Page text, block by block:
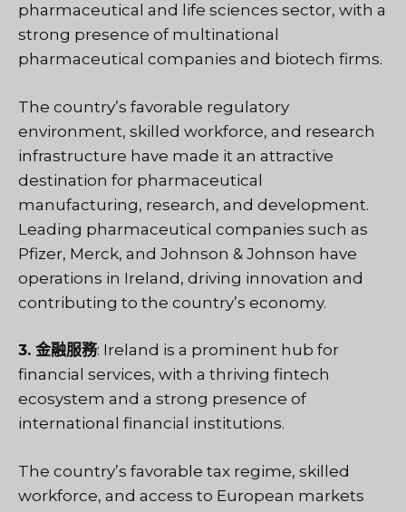
pharmaceutical and life sciences sector, with a
strong presence of multinational
pharmaceutical companies and biotech firms.
The country’s favorable regulatory
environment, skilled workforce, and research
infrastructure have made it an attractive
destination for pharmaceutical
manufacturing, research, and development.
Leading pharmaceutical companies such as
Pfizer, Merck, and Johnson & Johnson have
operations in Ireland, driving innovation and
contributing to the country’s economy.
3. 金融服務: Ireland is a prominent hub for
financial services, with a thriving fintech
ecosystem and a strong presence of
international financial institutions.
The country’s favorable tax regime, skilled
workforce, and access to European markets